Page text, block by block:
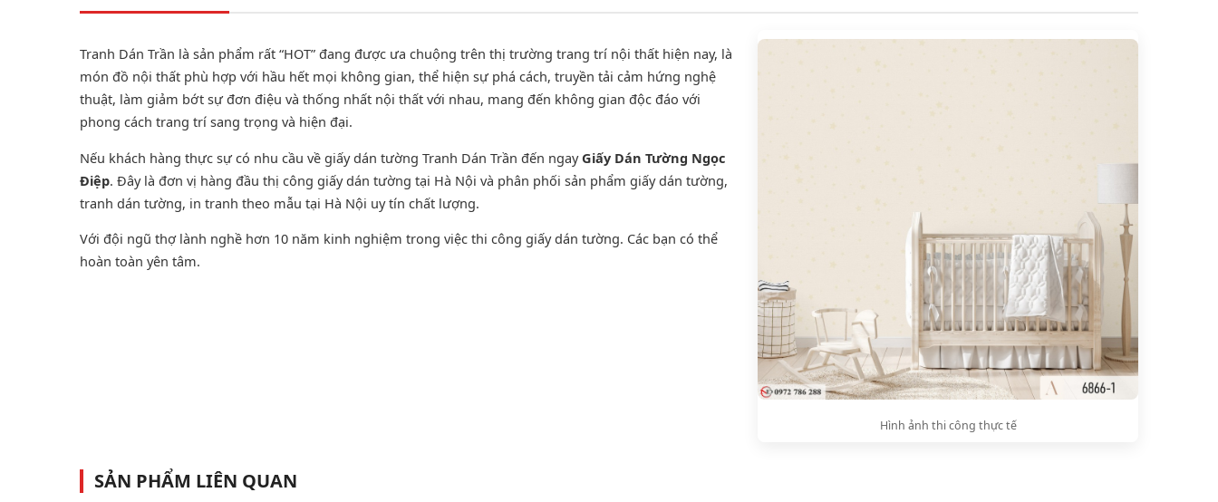
Tranh Dán Trần là sản phẩm rất “HOT” đang được ưa chuộng trên thị trường trang trí nội thất hiện nay, là
món đồ nội thất phù hợp với hầu hết mọi không gian, thể hiện sự phá cách, truyền tải cảm hứng nghệ
thuật, làm giảm bớt sự đơn điệu và thống nhất nội thất với nhau, mang đến không gian độc đáo với
phong cách trang trí sang trọng và hiện đại.
Nếu khách hàng thực sự có nhu cầu về giấy dán tường Tranh Dán Trần đến ngayGiấy Dán Tường Ngọc
Điệp. Đây là đơn vị hàng đầu thị công giấy dán tường tại Hà Nội và phân phối sản phẩm giấy dán tường,
tranh dán tường, in tranh theo mẫu tại Hà Nội uy tín chất lượng.
Với đội ngũ thợ lành nghề hơn 10 năm kinh nghiệm trong việc thi công giấy dán tường. Các bạn có thể
hoàn toàn yên tâm.
Hình ảnh thi công thực tế
SẢN PHẨM LIÊN QUAN